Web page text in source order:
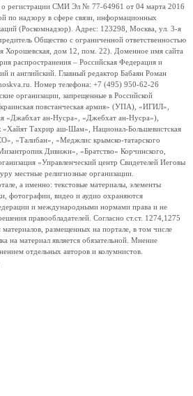
о регистрации СМИ Эл № 77-64961 от 04 марта 2016
по надзору в сфере связи, информационных
(Роскомнадзор). Адрес: 123298, Москва, ул. 3-я
Общество с ограниченной ответственностью
дом 12, пом. 22). Доменное имя сайта
распространения – Российская Федерация и
и английский. Главный редактор Бабаян Роман
Номер телефона: +7 (495) 950-62-26
организации, запрещенные в Российской
повстанческая армия» (УПА), «ИГИЛ»,
ан-Нусра», «Джебхат ан-Нусра»),
«Хайят Тахрир аш-Шам», Национал-Большевистская
«Талибан», «Меджлис крымско-татарского
Дивижн», «Братство» Корчинского,
«Управленческий центр Свидетелей Иеговы
местные религиозные организации.
а именно: текстовые материалы, элементы
фотографии, видео и аудио охраняются
и международными нормами права и не
правообладателей. Согласно ст.ст. 1274,1275
размещенных на портале, в том числе
на материал является обязательной. Мнение
отдельных авторов и колумнистов.